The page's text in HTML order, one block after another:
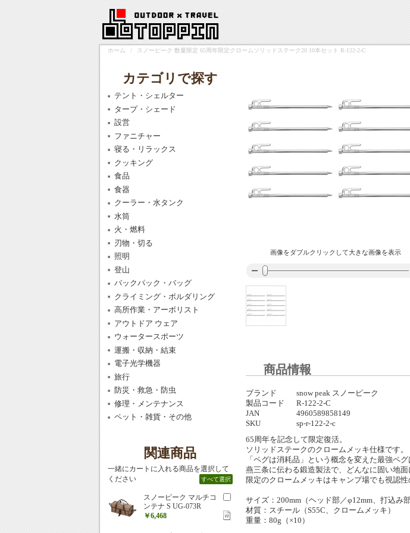
ホーム / スノーピーク 数量限定 65周年限定クロームソリッドステーク20 10本セット R-122-2-C
画像をダブルクリックして大きな画像を表示
商品情報
ブランド
snow peak スノーピーク
製品コード
R-122-2-C
JAN
4960589858149
SKU
sp-r-122-2-c
65周年を記念して限定復活。
ソリッドステークのクロームメッキ仕様です。
「ペグは消耗品」という概念を変えた最強ペ
燕三条に伝わる鍛造製法で、どんなに固い地
限定のクロームメッキはキャンプ場でも視認性
サイズ：200mm（ヘッド部／φ12mm、打込み部
材質：スチール（S55C、クロームメッキ）
重量：80g（×10）
カテゴリで探す
テント・シェルター
タープ・シェード
設営
ファニチャー
寝る・リラックス
クッキング
食品
食器
クーラー・水タンク
水筒
火・燃料
刃物・切る
照明
登山
バックパック・バッグ
クライミング・ボルダリング
高所作業・アーボリスト
アウトドア ウェア
ウォータースポーツ
運搬・収納・結束
電子光学機器
旅行
防災・救急・防虫
修理・メンテナンス
ペット・雑貨・その他
関連商品
一緒にカートに入れる商品を選択して
ください
すべて選択
スノーピーク マルチコ
ンテナ S UG-073R
￥6,468